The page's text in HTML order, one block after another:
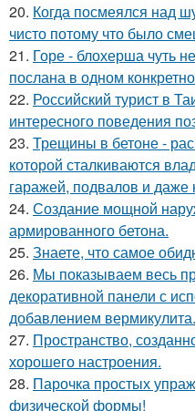
20. Когда посмеялся над
чисто потому что было
21. Горе - блохерша чуть
послана в одном
22. Российский турист в
интересного поведения
23. Трещины в бетоне -
которой сталкиваются
гаражей, подвалов и даже
24. Создание мощной
армированного бетона.
25. Знаете, что самое
26. Мы показываем весь
декоративной панели с
добавлением вермикулита.
27. Пространство,
хорошего настроения.
28. Парочка простых
физической формы!